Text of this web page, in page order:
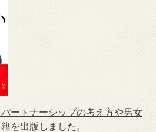
ートナーシップの考え方や男女
を出版しました。